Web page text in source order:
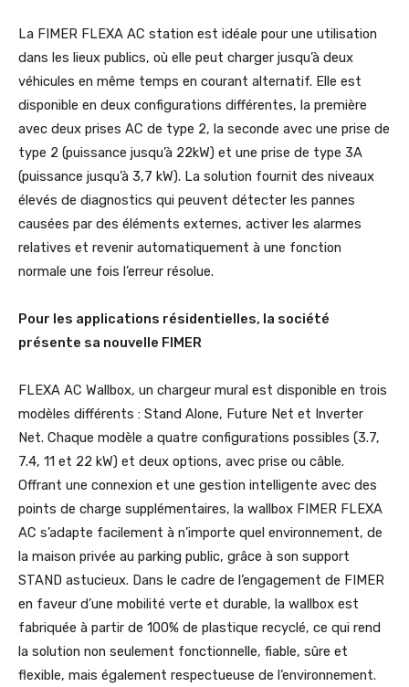
La FIMER FLEXA AC station est idéale pour une utilisation
dans les lieux publics, où elle peut charger jusqu’à deux
véhicules en même temps en courant alternatif. Elle est
disponible en deux configurations différentes, la première
avec deux prises AC de type 2, la seconde avec une prise de
type 2 (puissance jusqu’à 22kW) et une prise de type 3A
(puissance jusqu’à 3,7 kW). La solution fournit des niveaux
élevés de diagnostics qui peuvent détecter les pannes
causées par des éléments externes, activer les alarmes
relatives et revenir automatiquement à une fonction
normale une fois l’erreur résolue.
Pour les applications résidentielles, la société
présente sa nouvelle FIMER
FLEXA AC Wallbox, un chargeur mural est disponible en trois
modèles différents : Stand Alone, Future Net et Inverter
Net. Chaque modèle a quatre configurations possibles (3.7,
7.4, 11 et 22 kW) et deux options, avec prise ou câble.
Offrant une connexion et une gestion intelligente avec des
points de charge supplémentaires, la wallbox FIMER FLEXA
AC s’adapte facilement à n’importe quel environnement, de
la maison privée au parking public, grâce à son support
STAND astucieux. Dans le cadre de l’engagement de FIMER
en faveur d’une mobilité verte et durable, la wallbox est
fabriquée à partir de 100% de plastique recyclé, ce qui rend
la solution non seulement fonctionnelle, fiable, sûre et
flexible, mais également respectueuse de l’environnement.